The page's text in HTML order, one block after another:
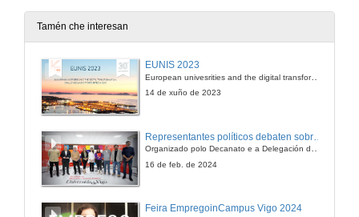
13 de abr. de 2007
Tamén che interesan
EUNIS 2023
European univesrities and the digital transformation: challenges and opportunities ahead
14 de xuño de 2023
Organizado polo Decanato e a Delegación de Alumnado de Dirección e Xestión Pública e coa participación de candidatos de PP, BNG, PSOE, Sumar e Podemos
16 de feb. de 2024
Feira EmpregoinCampus Vigo 2024